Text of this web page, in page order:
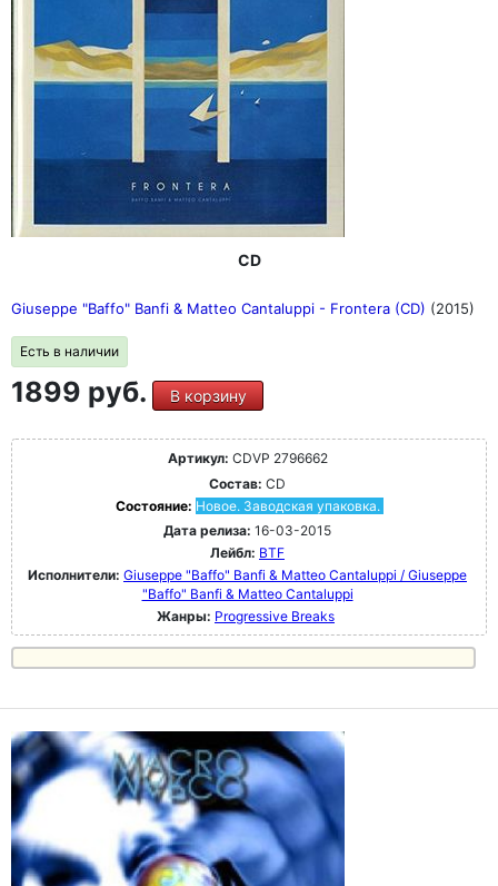
CD
Giuseppe "Baffo" Banfi & Matteo Cantaluppi - Frontera (CD) (2015)
Есть в наличии
1899 руб. В корзину
Артикул: CDVP 2796662
Состав: CD
Состояние: Новое. Заводская упаковка.
Дата релиза: 16-03-2015
Лейбл: BTF
Исполнители: Giuseppe "Baffo" Banfi & Matteo Cantaluppi / Giuseppe
"Baffo" Banfi & Matteo Cantaluppi
Жанры: Progressive Breaks